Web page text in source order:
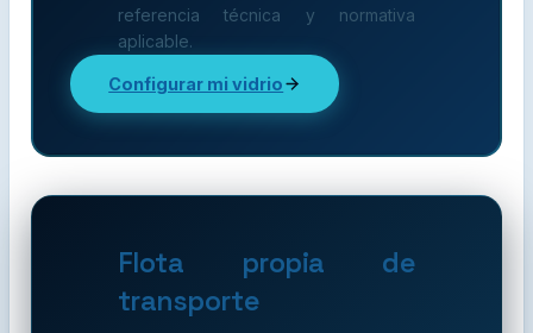
referencia técnica y normativa
aplicable.
Configurar mi vidrio
Flota propia de
transporte